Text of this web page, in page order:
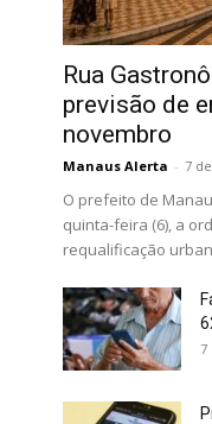
Rua
previsão de
novembro
Manaus Alerta - 7
O prefeito de
quinta-feira (6), a
requalificação
7